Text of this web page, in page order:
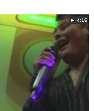
► 4:16